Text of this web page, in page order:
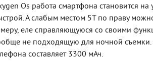
Os работа смартфона становится на
А слабым местом 5T по праву
еле справляющуюся со своими
не подходящую для ночной съемки.
составляет 3300 мАч.